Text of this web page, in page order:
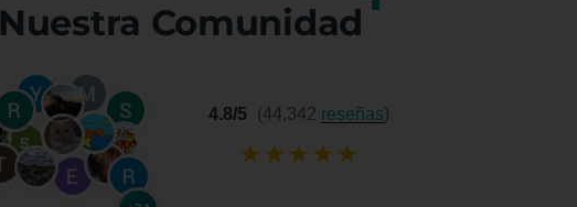
Nuestra Comunidad
4.8/5 (44,342 reseñas)
★★★★★